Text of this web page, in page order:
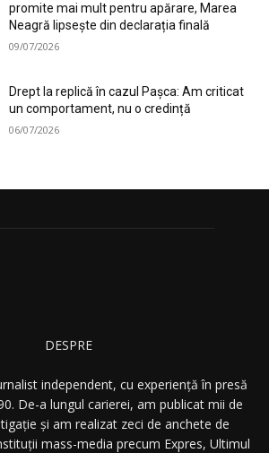
promite mai mult pentru apărare, Marea
Neagră lipsește din declarația finală
09/07/2026
Drept la replică în cazul Pașca: Am criticat
un comportament, nu o credință
06/07/2026
DESPRE
independent, cu experiență în presă
De-a lungul carierei, am publicat mii de
și am realizat zeci de anchete de
mass-media precum Expres, Ultimul